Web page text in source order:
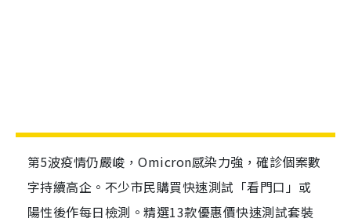
第5波疫情仍嚴峻，Omicron感染力強，確診個案數
字持續高企。不少市民購買快速測試「看門口」或
陽性後作每日檢測。精選13款優惠價快速測試套裝